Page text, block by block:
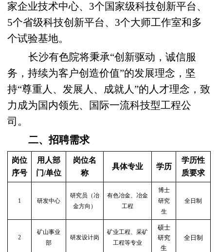
家企业技术中心、3个国家级科技创新平台、
5个省级科技创新平台、3个大师工作室和多
个试验基地。
长沙有色院将秉承“创新驱动，诚信服
务，持续为客户创造价值”的发展理念， 坚
持“尊重人、发展人、成就人”的人才理念， 致
力成为国内领先、国际一流科技型工程公
司。
二、招聘需求
岗位
序号
用人部
门/单位
岗位名
称
具体专业 学历
学历性
质要求
1 研发中心
研究员（冶
金方向）
有色冶金、冶金
工程
博士
研究
生
全日制
2
矿山事业
部
研发设计岗
矿业工程、采矿
工程等专业
硕士
研究
生
全日制